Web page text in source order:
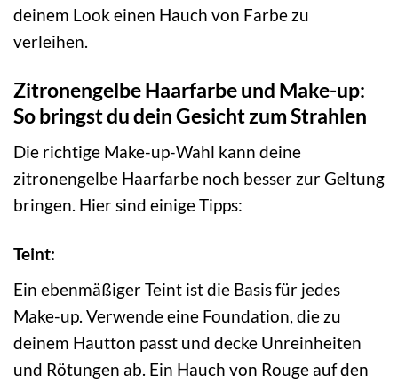
deinem Look einen Hauch von Farbe zu
verleihen.
Zitronengelbe Haarfarbe und Make-up:
So bringst du dein Gesicht zum Strahlen
Die richtige Make-up-Wahl kann deine
zitronengelbe Haarfarbe noch besser zur Geltung
bringen. Hier sind einige Tipps:
Teint:
Ein ebenmäßiger Teint ist die Basis für jedes
Make-up. Verwende eine Foundation, die zu
deinem Hautton passt und decke Unreinheiten
und Rötungen ab. Ein Hauch von Rouge auf den